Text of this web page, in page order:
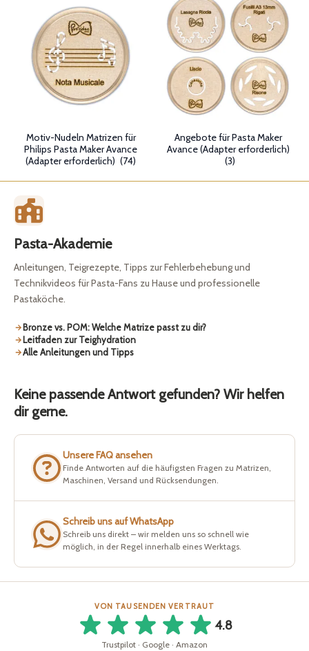
Motiv-Nudeln Matrizen für
Philips Pasta Maker Avance
(Adapter erforderlich) (74)
Angebote für Pasta Maker
Avance (Adapter erforderlich)
(3)
Pasta-Akademie
Anleitungen, Teigrezepte, Tipps zur Fehlerbehebung und
Technikvideos für Pasta-Fans zu Hause und professionelle
Pastaköche.
Bronze vs. POM: Welche Matrize passt zu dir?
Leitfaden zur Teighydration
Alle Anleitungen und Tipps
Keine passende Antwort gefunden? Wir helfen
dir gerne.
Unsere FAQ ansehen
Finde Antworten auf die häufigsten Fragen zu Matrizen,
Maschinen, Versand und Rücksendungen.
Schreib uns auf WhatsApp
Schreib uns direkt – wir melden uns so schnell wie
möglich, in der Regel innerhalb eines Werktags.
VON TAUSENDEN VERTRAUT
4.8
Trustpilot · Google · Amazon